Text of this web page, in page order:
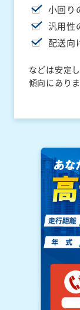
小回り
汎用性
配送向
などは安定
傾向にありま